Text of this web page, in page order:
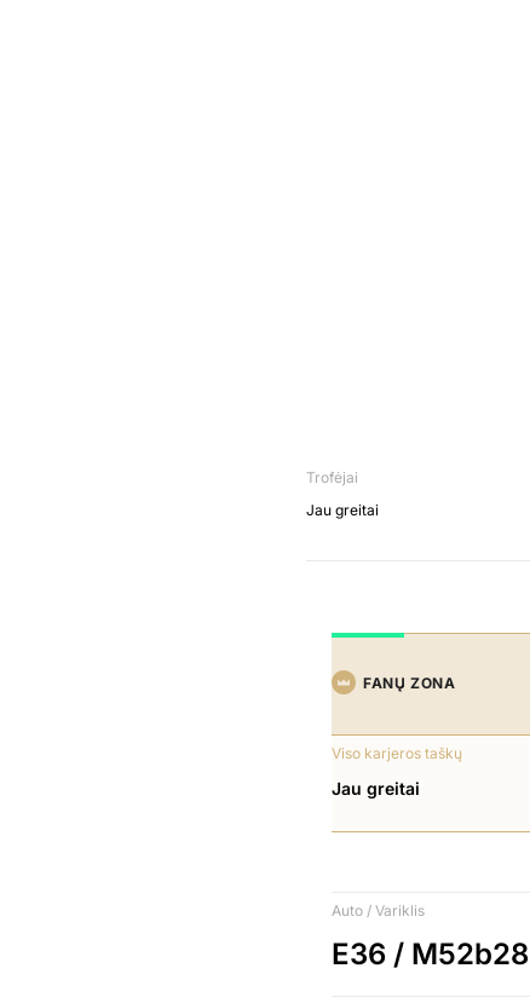
Trofėjai
Jau greitai
FANŲ ZONA
Viso karjeros taškų
Jau greitai
Auto / Variklis
E36 / M52b28